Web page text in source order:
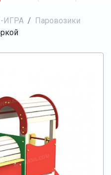
ИГРА
Паровозики